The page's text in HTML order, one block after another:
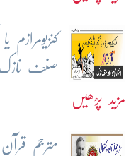
کنزیومرازم
صنف نازک
مزید پڑھیں
مترجم